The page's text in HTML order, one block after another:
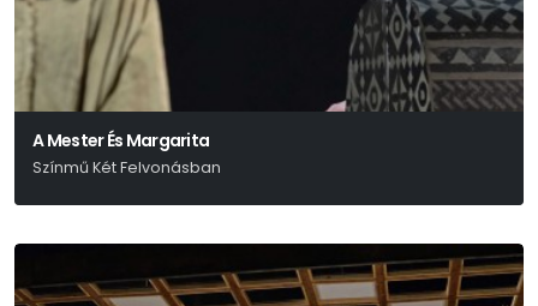
A Mester És Margarita
Színmű Két Felvonásban